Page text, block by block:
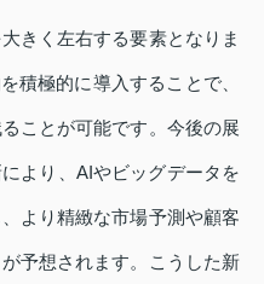
きく左右する要素となりま
積極的に導入することで、
ことが可能です。今後の展
より、AIやビッグデータを
より精緻な市場予測や顧客
予想されます。こうした新